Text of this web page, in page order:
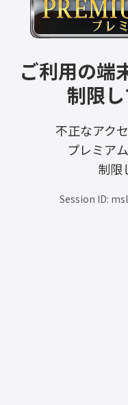
ご利用の端
制限し
不正なアク
プレミア
制限
Session ID: